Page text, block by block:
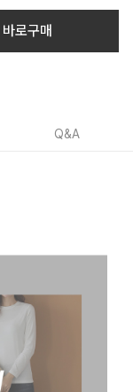
바로구매
Q&A